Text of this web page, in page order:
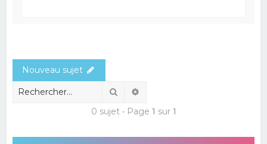
Nouveau sujet
Rechercher
0 sujet • Page 1 sur 1